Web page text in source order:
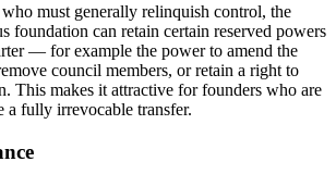
must generally relinquish control, the
foundation can retain certain reserved powers
— for example the power to amend the
council members, or retain a right to
This makes it attractive for founders who are
a fully irrevocable transfer.